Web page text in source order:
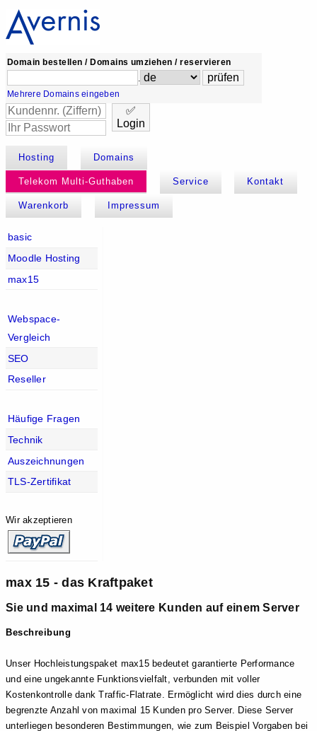
Domain bestellen / Domains umziehen / reservieren
.
Mehrere Domains eingeben
✅
Login
Hosting Domains
Telekom Multi-Guthaben Service Kontakt
Warenkorb Impressum
basic
Moodle Hosting
max15
Webspace-
Vergleich
SEO
Reseller
Häufige Fragen
Technik
Auszeichnungen
TLS-Zertifikat
Wir akzeptieren
max 15 - das Kraftpaket
Sie und maximal 14 weitere Kunden auf einem Server
Beschreibung
Unser Hochleistungspaket max15 bedeutet garantierte Performance
und eine ungekannte Funktionsvielfalt, verbunden mit voller
Kostenkontrolle dank Traffic-Flatrate. Ermöglicht wird dies durch eine
begrenzte Anzahl von maximal 15 Kunden pro Server. Diese Server
unterliegen besonderen Bestimmungen, wie zum Beispiel Vorgaben bei